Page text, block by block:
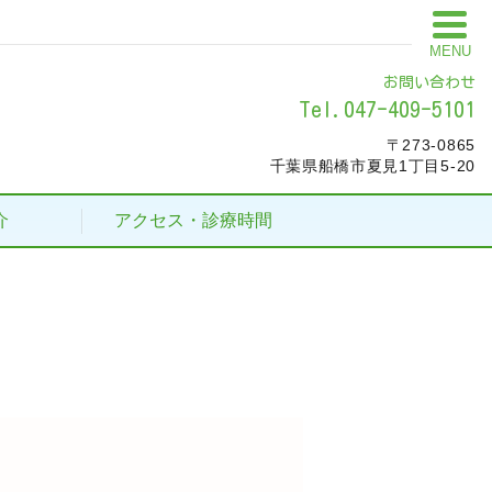
MENU
お問い合わせ
Tel.047-409-5101
〒273-0865
千葉県船橋市夏見1丁目5-20
アクセス・診療時間